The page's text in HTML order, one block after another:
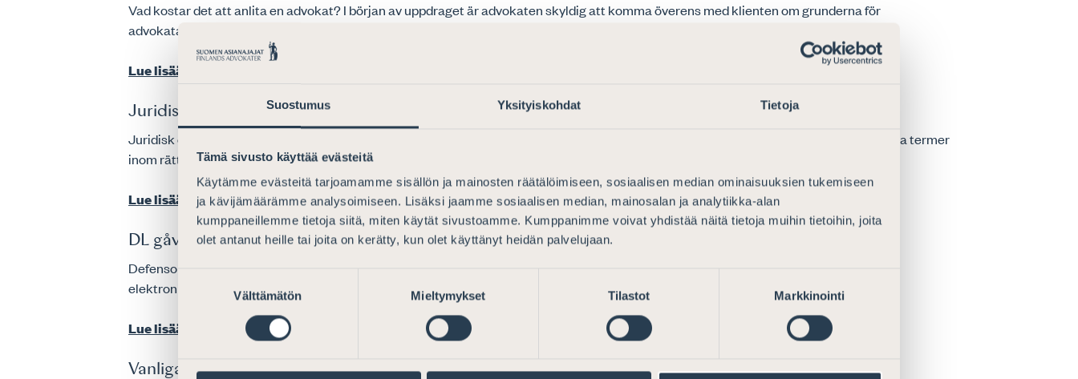
Suostumus Yksityiskohdat Tietoja
Tämä sivusto käyttää evästeitä
Käytämme evästeitä tarjoamamme sisällön ja mainosten räätälöimiseen, sosiaalisen median ominaisuuksien tukemiseen
ja kävijämäärämme analysoimiseen. Lisäksi jaamme sosiaalisen median, mainosalan ja analytiikka-alan
kumppaneillemme tietoja siitä, miten käytät sivustoamme. Kumppanimme voivat yhdistää näitä tietoja muihin tietoihin, joita
olet antanut heille tai joita on kerätty, kun olet käyttänyt heidän palvelujaan.
Välttämätön Mieltymykset Tilastot Markkinointi
Vad kostar det att anlita en advokat? I början av uppdraget är advokaten skyldig att komma överens med klienten om grunderna för
advokatarvodet. Det kan vara möjligt att få statlig...
Lue lisää
Juridisk ordlista
Juridisk ordlista Assessor, advokat, häradsdomare, förberedelsesammanträde, medling, huvudförhandling… Det vimlar av svårbegripliga termer
inom rättsvården. Genom denna ordlista vill vi öka förståelsen för den mest centrala terminologin inom rättsvården. Vår...
Lue lisää
DL gåvobeställning för nyutexaminerade
Defensor Legis-gåvobeställning På blanketten nedan kan en nyutexaminerad rättsvetare beställa en gratis årgång av Defensor Legis i
elektronisk form eller som traditionell tidning. Beställ en årgång av Defensor Legis som...
Lue lisää
Vanliga frågor